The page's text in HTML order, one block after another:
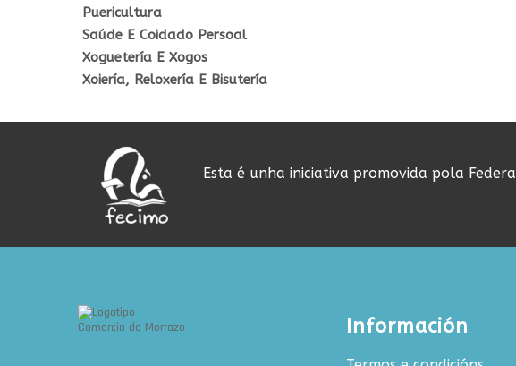
Puericultura
Saúde E Coidado Persoal
Xoguetería E Xogos
Xoiería, Reloxería E Bisutería
Esta é unha iniciativa promovida pola
Información